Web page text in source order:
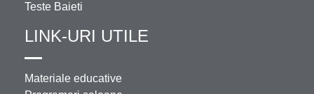
Teste Baieti
LINK-URI UTILE
Materiale educative